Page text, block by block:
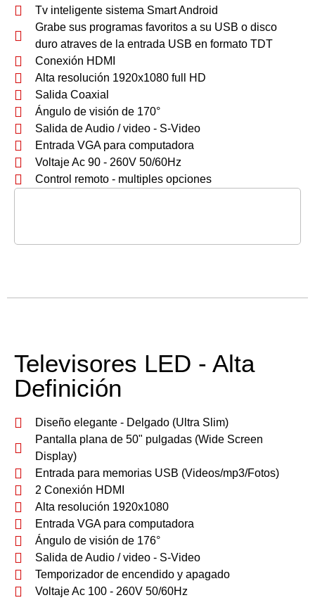
Tv inteligente sistema Smart Android
Grabe sus programas favoritos a su USB o disco
duro atraves de la entrada USB en formato TDT
Conexión HDMI
Alta resolución 1920x1080 full HD
Salida Coaxial
Ángulo de visión de 170°
Salida de Audio / video - S-Video
Entrada VGA para computadora
Voltaje Ac 90 - 260V 50/60Hz
Control remoto - multiples opciones
Televisores LED - Alta
Definición
Diseño elegante - Delgado (Ultra Slim)
Pantalla plana de 50" pulgadas (Wide Screen
Display)
Entrada para memorias USB (Videos/mp3/Fotos)
2 Conexión HDMI
Alta resolución 1920x1080
Entrada VGA para computadora
Ángulo de visión de 176°
Salida de Audio / video - S-Video
Temporizador de encendido y apagado
Voltaje Ac 100 - 260V 50/60Hz